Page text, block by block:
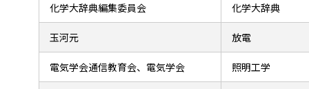
化学大辞典編集委員会 化学大辞典
玉河元 放電
電気学会通信教育会、電気学会 照明工学